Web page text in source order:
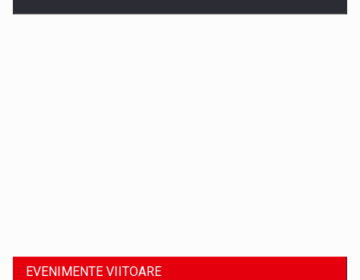
EVENIMENTE VIITOARE